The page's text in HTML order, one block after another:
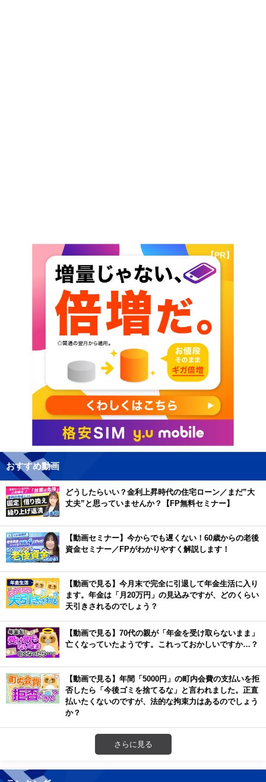
【PR】
おすすめ動画
どうしたらいい？金利上昇時代の住宅ローン／まだ”大
丈夫”と思っていませんか？【FP無料セミナー】
【動画セミナー】今からでも遅くない！60歳からの老後
資金セミナー／FPがわかりやすく解説します！
【動画で見る】今月末で完全に引退して年金生活に入り
ます。年金は「月20万円」の見込みですが、どのくらい
天引きされるのでしょう？
【動画で見る】70代の親が「年金を受け取らないまま」
亡くなっていたようです。これっておかしいですか…？
【動画で見る】年間「5000円」の町内会費の支払いを拒
否したら「今後ゴミを捨てるな」と言われました。正直
払いたくないのですが、法的な拘束力はあるのでしょう
か？
さらに見る